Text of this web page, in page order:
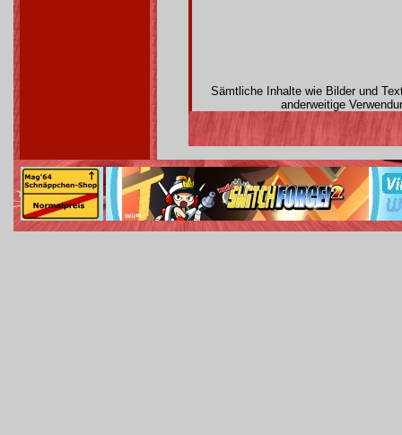
Sämtliche Inhalte wie Bilder und
anderweitige